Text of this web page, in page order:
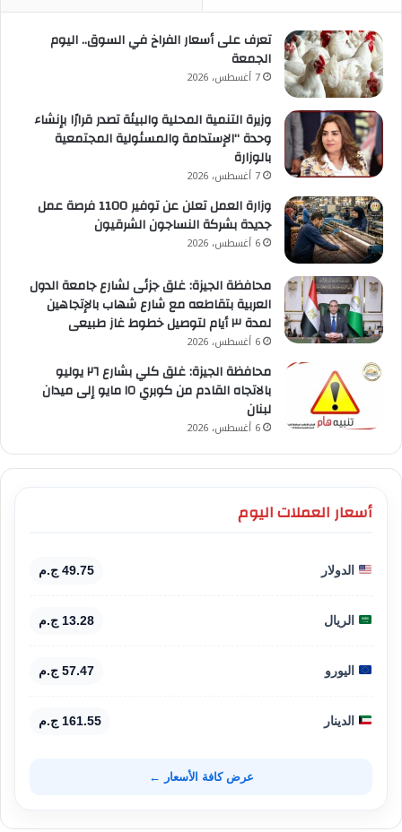
تعرف على أسعار الفراخ في السوق.. اليوم
الجمعة
7 أغسطس، 2026
وزيرة التنمية المحلية والبيئة تصدر قرارًا بإنشاء
وحدة “الإستدامة والمسئولية المجتمعية
بالوزارة
7 أغسطس، 2026
وزارة العمل تعلن عن توفير 1100 فرصة عمل
جديدة بشركة النساجون الشرقيون
6 أغسطس، 2026
محافظة الجيزة: غلق جزئى لشارع جامعة الدول
العربية بتقاطعه مع شارع شهاب بالإتجاهين
لمدة ٣ أيام لتوصيل خطوط غاز طبيعى
6 أغسطس، 2026
محافظة الجيزة: غلق كلي بشارع ٢٦ يوليو
بالاتجاه القادم من كوبري ١٥ مايو إلى ميدان
لبنان
6 أغسطس، 2026
أسعار العملات اليوم
الدولار 49.75 ج.م
الريال 13.28 ج.م
اليورو 57.47 ج.م
الدينار 161.55 ج.م
عرض كافة الأسعار ←